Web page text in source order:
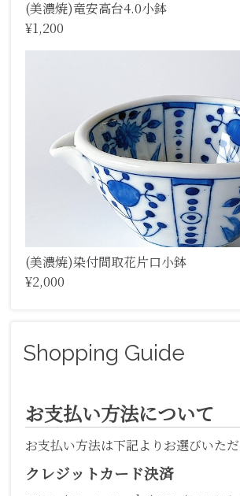
(美濃焼)竜安高台4.0小鉢
¥1,200
(美濃焼)染付間取花片口小鉢
¥2,000
Shopping Guide
お支払い方法について
お支払い方法は下記よりお選びいただ
クレジットカード決済